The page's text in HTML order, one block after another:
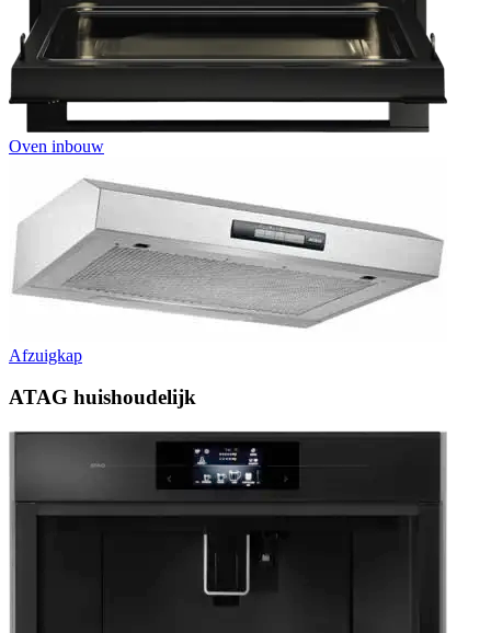
Oven inbouw
Afzuigkap
ATAG huishoudelijk